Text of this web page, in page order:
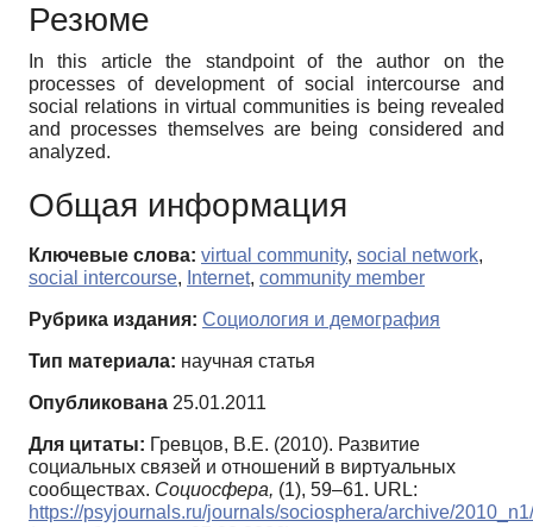
Резюме
In this article the standpoint of the author on the
processes of development of social intercourse and
social relations in virtual communities is being revealed
and processes themselves are being considered and
analyzed.
Общая информация
Ключевые слова: virtual community, social network,
social intercourse, Internet, community member
Рубрика издания: Социология и демография
Тип материала: научная статья
Опубликована 25.01.2011
Для цитаты: Гревцов, В.Е. (2010). Развитиe
социальных связей и отношений в виртуальных
сообществах. Социосфера, (1), 59–61. URL:
https://psyjournals.ru/journals/sociosphera/archive/